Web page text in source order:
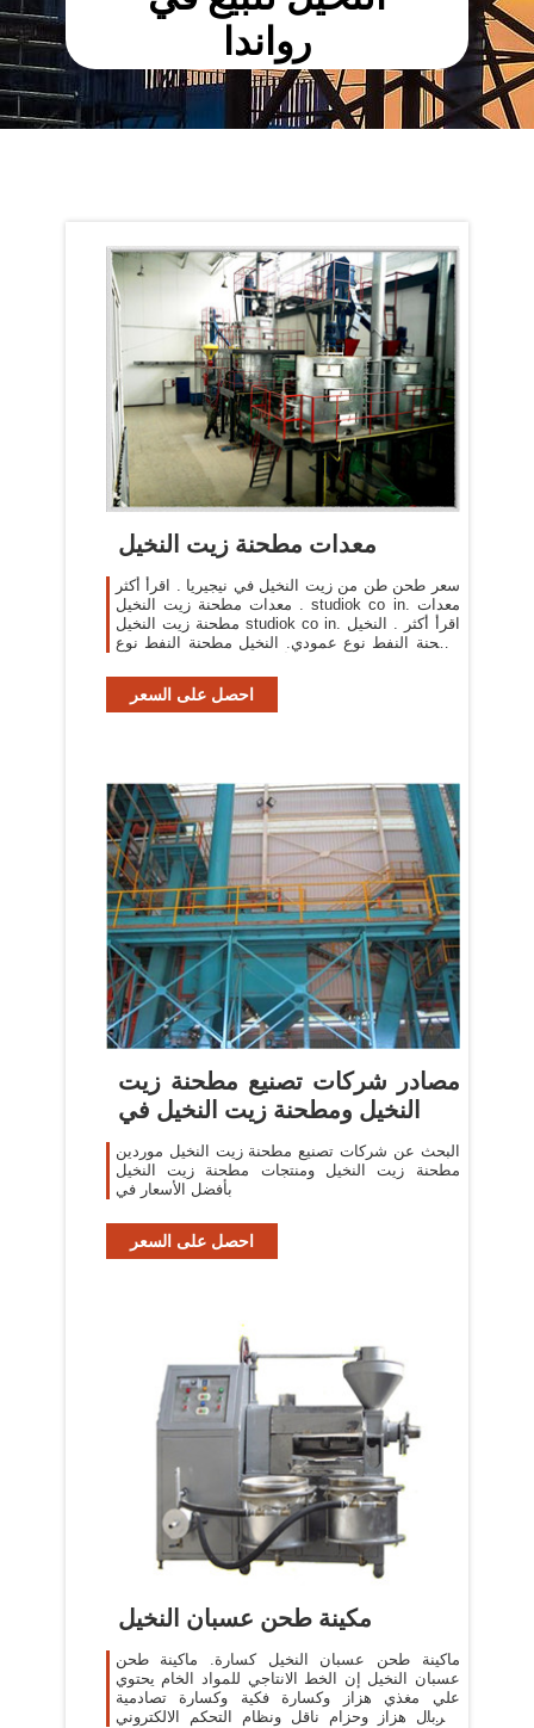
رواندا
معدات مطحنة زيت النخيل
سعر طحن طن من زيت النخيل في نيجيريا . اقرأ أكثر
. معدات مطحنة زيت النخيل studiok co in. معدات
مطحنة زيت النخيل studiok co in. اقرأ أكثر . النخيل
مطحنة النفط نوع عمودي. النخيل مطحنة النفط نوع
احصل على السعر
مصادر شركات تصنيع مطحنة زيت
النخيل ومطحنة زيت النخيل في
البحث عن شركات تصنيع مطحنة زيت النخيل موردين
مطحنة زيت النخيل ومنتجات مطحنة زيت النخيل
بأفضل الأسعار في
احصل على السعر
مكينة طحن عسبان النخيل
ماكينة طحن عسبان النخيل كسارة. ماكينة طحن
عسبان النخيل إن الخط الانتاجي للمواد الخام يحتوي
علي مغذي هزاز وكسارة فكية وكسارة تصادمية
وغربال هزاز وحزام ناقل ونظام التحكم الالكتروني